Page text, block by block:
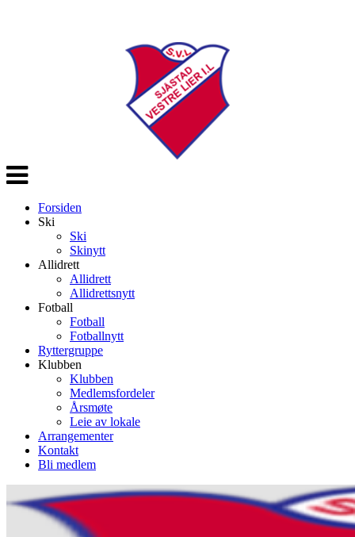
Veksle
navigasjon
Forsiden
Ski
Ski
Skinytt
Allidrett
Allidrett
Allidrettsnytt
Fotball
Fotball
Fotballnytt
Ryttergruppe
Klubben
Klubben
Medlemsfordeler
Årsmøte
Leie av lokale
Arrangementer
Kontakt
Bli medlem